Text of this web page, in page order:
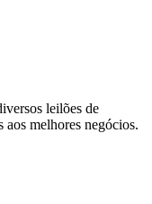
leilões de
melhores negócios.